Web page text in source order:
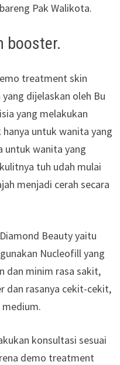
Pak Walikota.
booster.
treatment skin
dijelaskan oleh Bu
yang melakukan
untuk wanita yang
untuk wanita yang
tuh udah mulai
menjadi cerah secara
Beauty yaitu
Nucleofill yang
dan minim rasa sakit,
dan rasanya cekit-cekit,
konsultasi sesuai
demo treatment